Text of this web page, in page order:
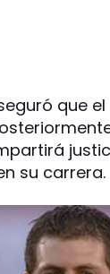
que
su carrera.